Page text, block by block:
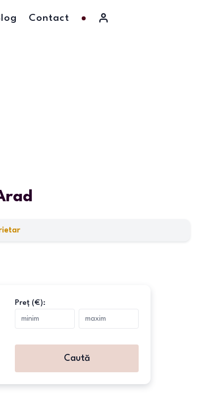
Contact
Preț (€):
Caută